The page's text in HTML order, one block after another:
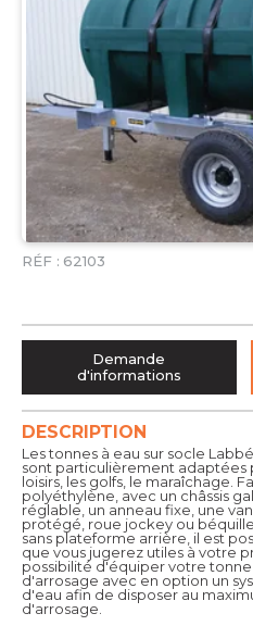
RÉF : 62103
DESCRIPTION
Les tonnes à eau sur socle
sont particulièrement adaptées
loisirs, les golfs, le maraîchage.
polyéthylène, avec un châssis
réglable, un anneau fixe, une
protégé, roue jockey ou
sans plateforme arrière, il est
que vous jugerez utiles à votre
possibilité d'équiper votre
d'arrosage avec en option un
d'eau afin de disposer au
d'arrosage.
Demande
d'informations